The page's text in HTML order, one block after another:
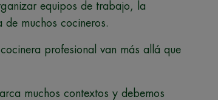
equipos de trabajo, la
muchos cocineros.
profesional van más allá que
muchos contextos y debemos